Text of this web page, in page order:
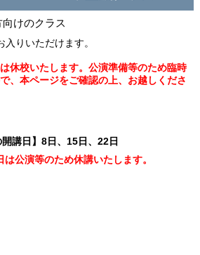
けのクラス
りいただけます。
休校いたします。公演準備等のため臨時
、本ページをご確認の上、お越しくださ
開講日】8日、15日、22日
公演等のため休講いたします。